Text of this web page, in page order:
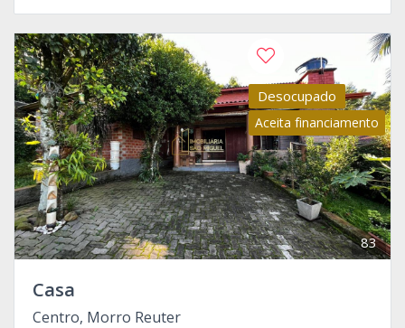
Desocupado
Aceita financiamento
83
Casa
Centro, Morro Reuter